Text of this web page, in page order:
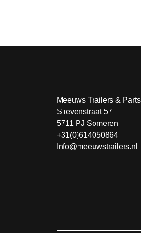
Meeuws Trailers & Parts
Slievenstraat 57
5711 PJ Someren
+31(0)614050864
Info@meeuwstrailers.nl